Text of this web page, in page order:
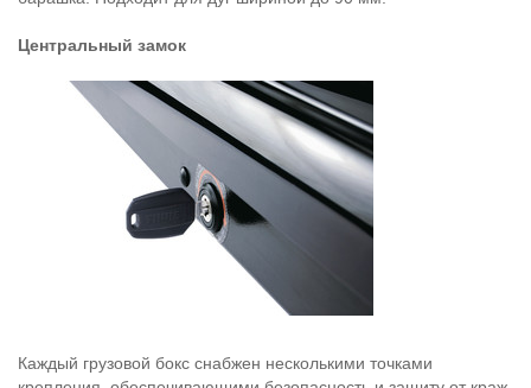
Центральный замок
Каждый грузовой бокс снабжен несколькими точками